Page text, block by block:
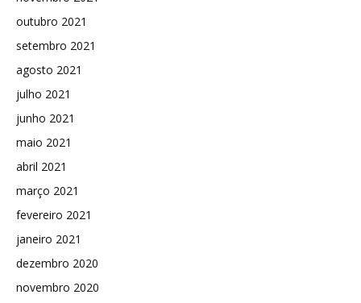
outubro 2021
setembro 2021
agosto 2021
julho 2021
junho 2021
maio 2021
abril 2021
março 2021
fevereiro 2021
janeiro 2021
dezembro 2020
novembro 2020